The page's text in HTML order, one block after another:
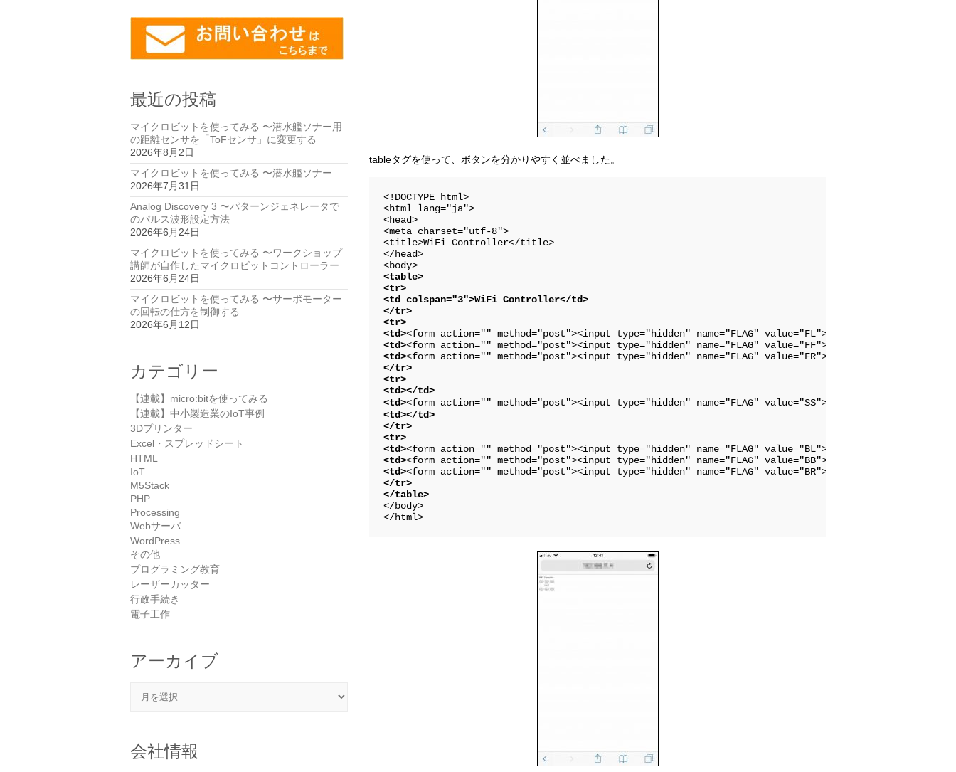
tableタグを使って、ボタンを分かりやすく並べました。
<!DOCTYPE html>
<html lang="ja">
<head>
<meta charset="utf-8">
<title>WiFi Controller</title>
</head>
<table>
<tr>
<td colspan="3">WiFi Controller</td>
</tr>
<tr>
<td><form action="" method="post"><input type="hidden" name="FLAG" value="FL"><input type="submit"
<td><form action="" method="post"><input type="hidden" name="FLAG" value="FF"><input type="submit"
<td><form action="" method="post"><input type="hidden" name="FLAG" value="FR"><input type="submit"
</tr>
<tr>
<td></td>
<td><form action="" method="post"><input type="hidden" name="FLAG" value="SS"><input type="submit"
<td></td>
</tr>
<tr>
<td><form action="" method="post"><input type="hidden" name="FLAG" value="BL"><input type="submit"
<td><form action="" method="post"><input type="hidden" name="FLAG" value="BB"><input type="submit"
<td><form action="" method="post"><input type="hidden" name="FLAG" value="BR"><input type="submit"
</tr>
</body>
最近の投稿
マイクロビットを使ってみる 〜潜水艦ソナー用
の距離センサを「ToFセンサ」に変更する
2026年8月2日
マイクロビットを使ってみる 〜潜水艦ソナー
2026年7月31日
Analog Discovery 3 〜パターンジェネレータで
のパルス波形設定方法
2026年6月24日
マイクロビットを使ってみる 〜ワークショップ
講師が自作したマイクロビットコントローラー
2026年6月24日
マイクロビットを使ってみる 〜サーボモーター
の回転の仕方を制御する
2026年6月12日
カテゴリー
【連載】micro:bitを使ってみる
【連載】中小製造業のIoT事例
3Dプリンター
Excel・スプレッドシート
HTML
IoT
M5Stack
PHP
Processing
Webサーバ
WordPress
その他
プログラミング教育
レーザーカッター
行政手続き
電子工作
アーカイブ
会社情報